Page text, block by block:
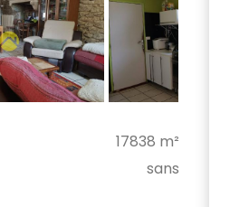
17838 m²
sans